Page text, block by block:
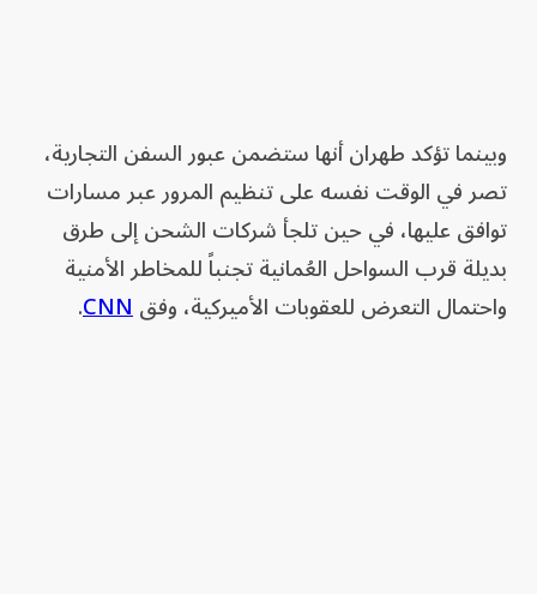
وبينما تؤكد طهران أنها ستضمن عبور السفن التجارية،
تصر في الوقت نفسه على تنظيم المرور عبر مسارات
توافق عليها، في حين تلجأ شركات الشحن إلى طرق
بديلة قرب السواحل العُمانية تجنباً للمخاطر الأمنية
واحتمال التعرض للعقوبات الأميركية، وفقCNN
.